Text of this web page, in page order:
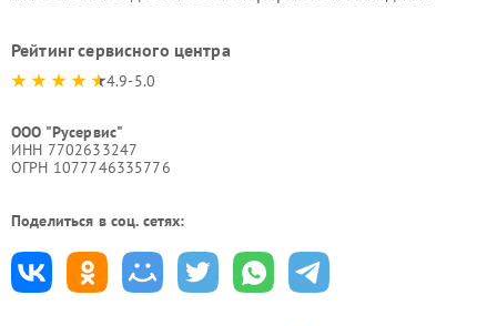
Рейтинг сервисного центра
4.9-5.0
ООО "Русервис"
ИНН 7702633247
ОГРН 1077746335776
Поделиться в соц. сетях: